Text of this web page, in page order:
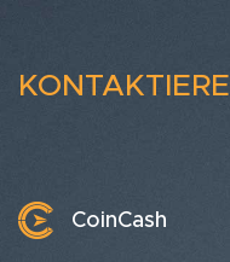
CoinCash